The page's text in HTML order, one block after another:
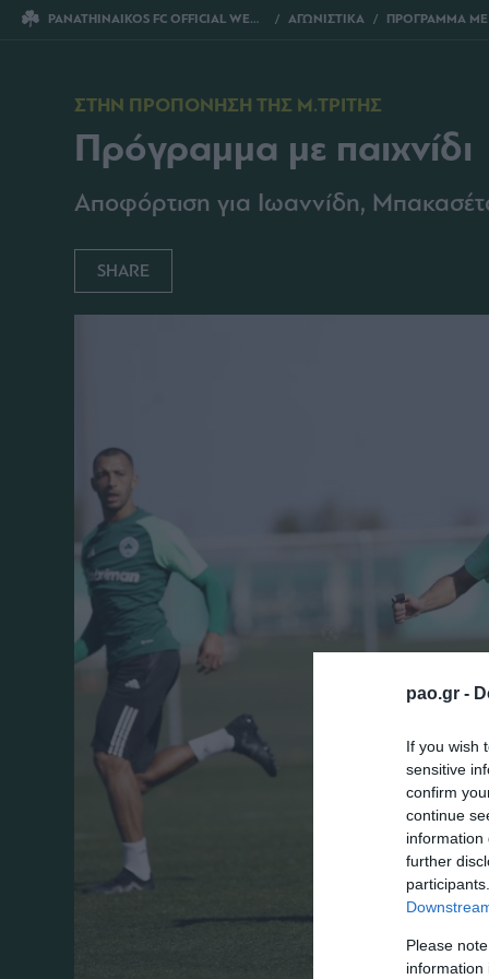
pao.gr -
If you wish
sensitive
confirm
continue
information
further
Please
information
PANATHINAIKOS FC OFFICIAL WEBSITE ΑΓΩΝΙΣΤΙΚΑ ΠΡΟΓΡΑΜΜΑ ΜΕ
ΣΤΗΝ ΠΡΟΠΟΝΗΣΗ ΤΗΣ Μ.ΤΡΙΤΗΣ
Πρόγραμμα με παιχνίδι
Αποφόρτιση για Ιωαννίδη,
SHARE